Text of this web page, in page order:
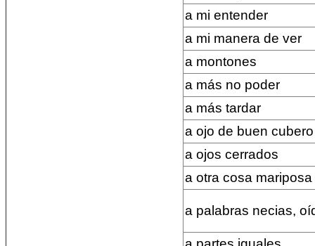
a mi entender
a mi manera de ver
a montones
a más no poder
a más tardar
a ojo de buen cubero
a ojos cerrados
a otra cosa mariposa
a palabras necias,